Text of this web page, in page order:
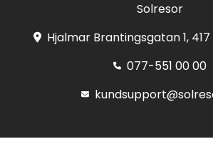
Solresor
Hjalmar Brantingsgatan 1,
077-551 00 00